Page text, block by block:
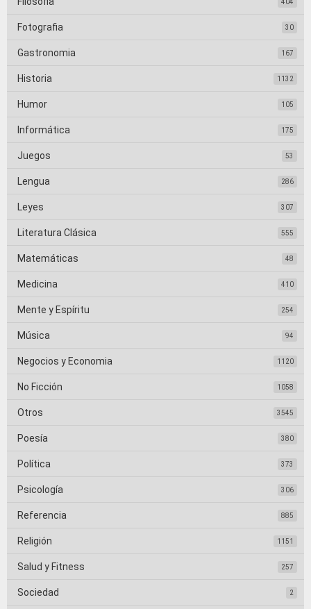
404
Fotografia 30
Gastronomia 167
Historia 1132
Humor 105
Informática 175
Juegos 53
Lengua 286
Leyes 307
Literatura Clásica 555
Matemáticas 48
Medicina 410
Mente y Espíritu 254
Música 94
Negocios y Economia 1120
No Ficción 1058
Otros 3545
Poesía 380
Política 373
Psicología 306
Referencia 885
Religión 1151
Salud y Fitness 257
Sociedad 2